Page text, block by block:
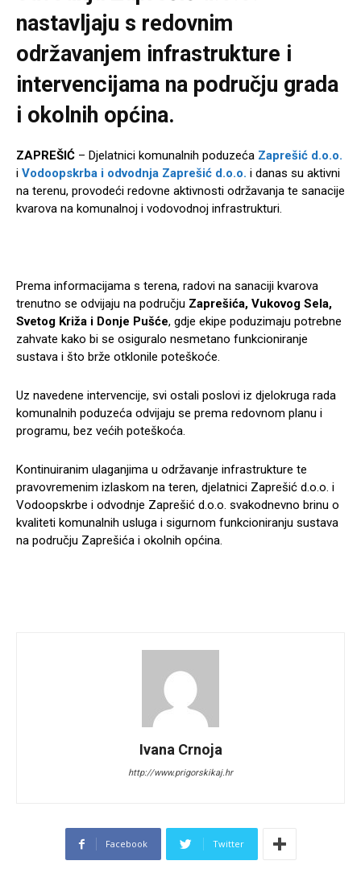
nastavljaju s redovnim
održavanjem infrastrukture i
intervencijama na području grada
i okolnih općina.
ZAPREŠIĆ – Djelatnici komunalnih poduzeća Zaprešić d.o.o.
i Vodoopskrba i odvodnja Zaprešić d.o.o. i danas su aktivni
na terenu, provodeći redovne aktivnosti održavanja te sanacije
kvarova na komunalnoj i vodovodnoj infrastrukturi.
Prema informacijama s terena, radovi na sanaciji kvarova
trenutno se odvijaju na području Zaprešića, Vukovog Sela,
Svetog Križa i Donje Pušće, gdje ekipe poduzimaju potrebne
zahvate kako bi se osiguralo nesmetano funkcioniranje
sustava i što brže otklonile poteškoće.
Uz navedene intervencije, svi ostali poslovi iz djelokruga rada
komunalnih poduzeća odvijaju se prema redovnom planu i
programu, bez većih poteškoća.
Kontinuiranim ulaganjima u održavanje infrastrukture te
pravovremenim izlaskom na teren, djelatnici Zaprešić d.o.o. i
Vodoopskrbe i odvodnje Zaprešić d.o.o. svakodnevno brinu o
kvaliteti komunalnih usluga i sigurnom funkcioniranju sustava
na području Zaprešića i okolnih općina.
Ivana Crnoja
http://www.prigorskikaj.hr
Facebook Twitter